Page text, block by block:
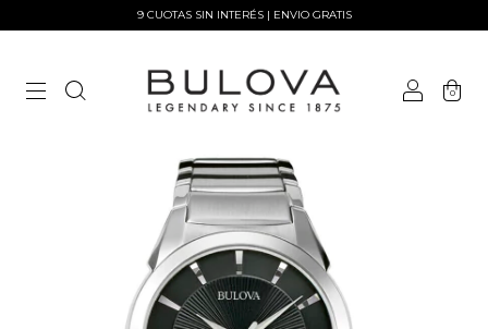
9 CUOTAS SIN INTERÉS | ENVIO GRATIS
0